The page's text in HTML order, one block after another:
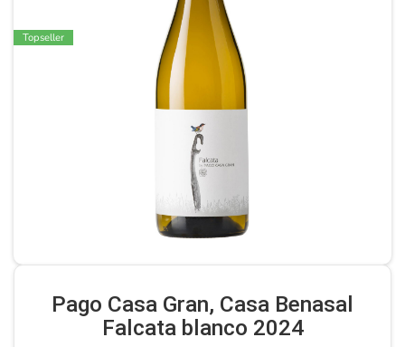
Topseller
Pago Casa Gran, Casa Benasal
Falcata blanco 2024